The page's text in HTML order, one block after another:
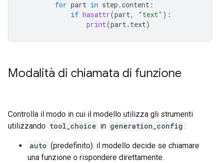
for part in step .content :
if hasattr(part, "text" ):
print(part. text)
Modalità di chiamata di funzione
Controlla il modo in cui il modello utilizza gli strumenti
utilizzando tool_choice in generation_config :
auto (predefinito): il modello decide se chiamare
una funzione o rispondere direttamente.